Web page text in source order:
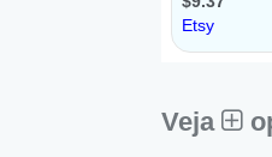
Veja